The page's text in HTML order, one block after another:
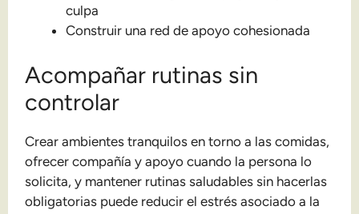
culpa
Construir una red de apoyo cohesionada
Acompañar rutinas sin
controlar
Crear ambientes tranquilos en torno a las comidas,
ofrecer compañía y apoyo cuando la persona lo
solicita, y mantener rutinas saludables sin hacerlas
obligatorias puede reducir el estrés asociado a la